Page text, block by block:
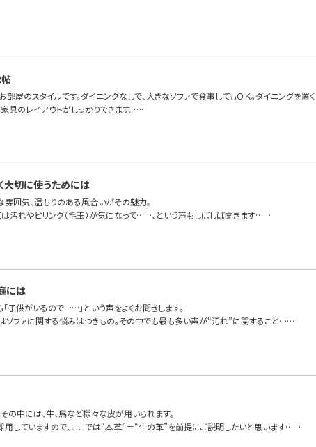
部屋のスタイルです。ダイニングなしで、大きなソファで食事してもＯＫ。ダイニングを置
家具のレイアウトがしっかりできます。……
大切に使うためには
雰囲気、温もりのある風合いがその魅力。
は汚れやピリング（毛玉）が気になって……、という声もしばしば聞きます……
には
子供がいるので……」という声をよくお聞きします。
ソファに関する悩みはつきもの。その中でも最も多い声が“汚れ”に関すること……
の中には、牛、馬など様々な皮が用いられます。
用していますので、ここでは“本革”＝“牛の革”を前提にご説明したいと思います……